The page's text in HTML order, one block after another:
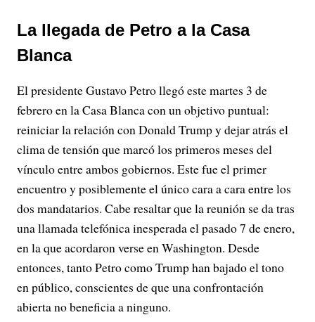
La llegada de Petro a la Casa
Blanca
El presidente Gustavo Petro llegó este martes 3 de
febrero en la Casa Blanca con un objetivo puntual:
reiniciar la relación con Donald Trump y dejar atrás el
clima de tensión que marcó los primeros meses del
vínculo entre ambos gobiernos. Este fue el primer
encuentro y posiblemente el único cara a cara entre los
dos mandatarios. Cabe resaltar que la reunión se da tras
una llamada telefónica inesperada el pasado 7 de enero,
en la que acordaron verse en Washington. Desde
entonces, tanto Petro como Trump han bajado el tono
en público, conscientes de que una confrontación
abierta no beneficia a ninguno.